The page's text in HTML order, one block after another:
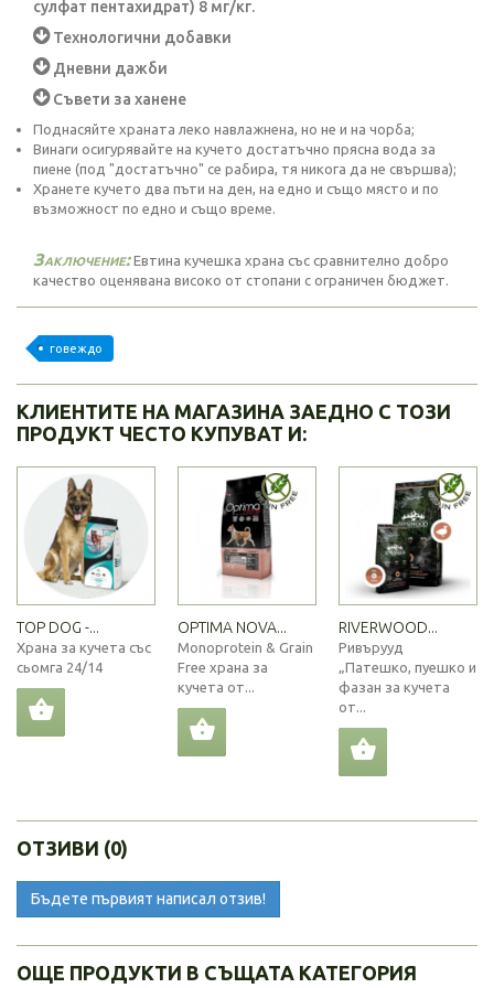
сулфат пентахидрат) 8 мг/кг.
Технологични добавки
Дневни дажби
Съвети за ханене
Поднасяйте храната леко навлажнена, но не и на чорба;
Винаги осигурявайте на кучето достатъчно прясна вода за
пиене (под "достатъчно" се рабира, тя никога да не свършва);
Хранете кучето два пъти на ден, на едно и също място и по
възможност по едно и също време.
Заключение:Евтина кучешка храна със сравнително добро
качество оценявана високо от стопани с ограничен бюджет.
говеждо
КЛИЕНТИТЕ НА МАГАЗИНА ЗАЕДНО С ТОЗИ
ПРОДУКТ ЧЕСТО КУПУВАТ И:
TOP DOG -...
Храна за кучета със
сьомга 24/14
OPTIMA NOVA...
Monoprotein & Grain
Free храна за
кучета от...
RIVERWOOD...
Ривърууд
„Патешко, пуешко и
фазан за кучета
от...
ОТЗИВИ (0)
Бъдете първият написал отзив!
ОЩЕ ПРОДУКТИ В СЪЩАТА КАТЕГОРИЯ